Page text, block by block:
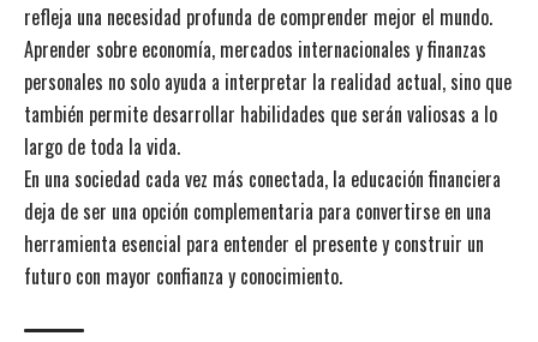
refleja una necesidad profunda de comprender mejor el mundo.
Aprender sobre economía, mercados internacionales y finanzas
personales no solo ayuda a interpretar la realidad actual, sino que
también permite desarrollar habilidades que serán valiosas a lo
largo de toda la vida.
En una sociedad cada vez más conectada, la educación financiera
deja de ser una opción complementaria para convertirse en una
herramienta esencial para entender el presente y construir un
futuro con mayor confianza y conocimiento.